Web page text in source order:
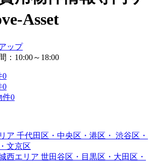
Asset
：10:00～18:00
0
0
件0
ア 千代田区・中央区・港区・ 渋谷区・
文京区
西エリア 世田谷区・目黒区・大田区・